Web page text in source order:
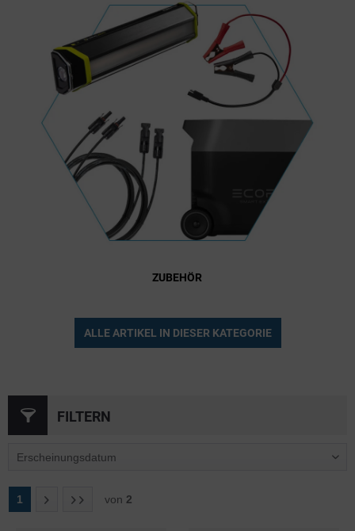
ZUBEHÖR
ALLE ARTIKEL IN DIESER KATEGORIE
FILTERN
1 von 2